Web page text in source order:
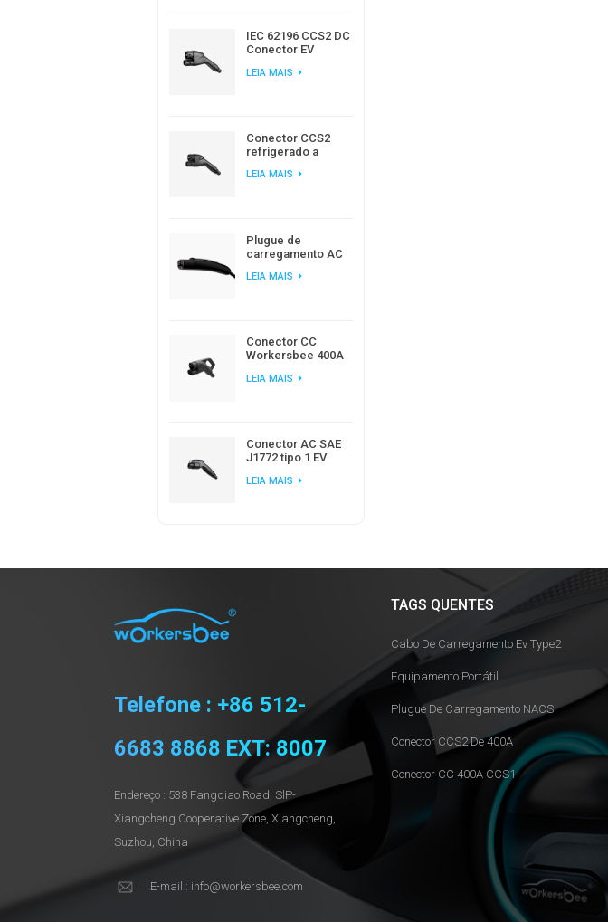
IEC 62196 CCS2 DC
Conector EV
Estação de
LEIA MAIS
Conector CCS2
refrigerado a
Workersbee para
LEIA MAIS
Plugue de
carregamento AC
Gen1.0 NACS para
de trabalho
LEIA MAIS
Conector CC
Workersbee 400A
resfriamento
LEIA MAIS
Conector AC SAE
J1772 tipo 1 EV
de carro elétrico
LEIA MAIS
Telefone : +86 512-
6683 8868 EXT: 8007
Endereço : 538 Fangqiao Road, SlP-
Xiangcheng Cooperative Zone, Xiangcheng,
Suzhou, China
E-mail : info@workersbee.com
TAGS QUENTES
Cabo De Carregamento Ev Type2
Equipamento Portátil
Plugue De Carregamento NACS
Conector CCS2 De 400A
Conector CC 400A CCS1